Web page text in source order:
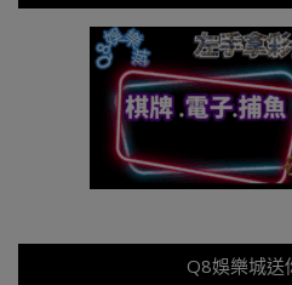
Q8娛樂城送